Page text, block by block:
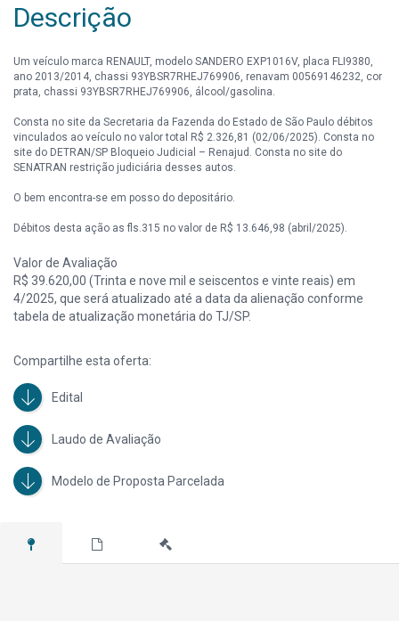
Descrição
Um veículo marca RENAULT, modelo SANDERO EXP1016V, placa FLI9380,
ano 2013/2014, chassi 93YBSR7RHEJ769906, renavam 00569146232, cor
prata, chassi 93YBSR7RHEJ769906, álcool/gasolina.
Consta no site da Secretaria da Fazenda do Estado de São Paulo débitos
vinculados ao veículo no valor total R$ 2.326,81 (02/06/2025). Consta no
site do DETRAN/SP Bloqueio Judicial – Renajud. Consta no site do
SENATRAN restrição judiciária desses autos.
O bem encontra-se em posso do depositário.
Débitos desta ação as fls.315 no valor de R$ 13.646,98 (abril/2025).
Valor de Avaliação
R$ 39.620,00 (Trinta e nove mil e seiscentos e vinte reais) em
4/2025, que será atualizado até a data da alienação conforme
tabela de atualização monetária do TJ/SP.
Compartilhe esta oferta:
Edital
Laudo de Avaliação
Modelo de Proposta Parcelada